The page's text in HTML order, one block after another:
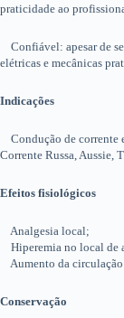
praticidade ao
Confiável: apesar de
elétricas e mecânicas
Indicações
Condução de corrente
Corrente Russa, Aussie,
Efeitos fisiológicos
Analgesia local;
Hiperemia no local de
Aumento da circulação
Conservação